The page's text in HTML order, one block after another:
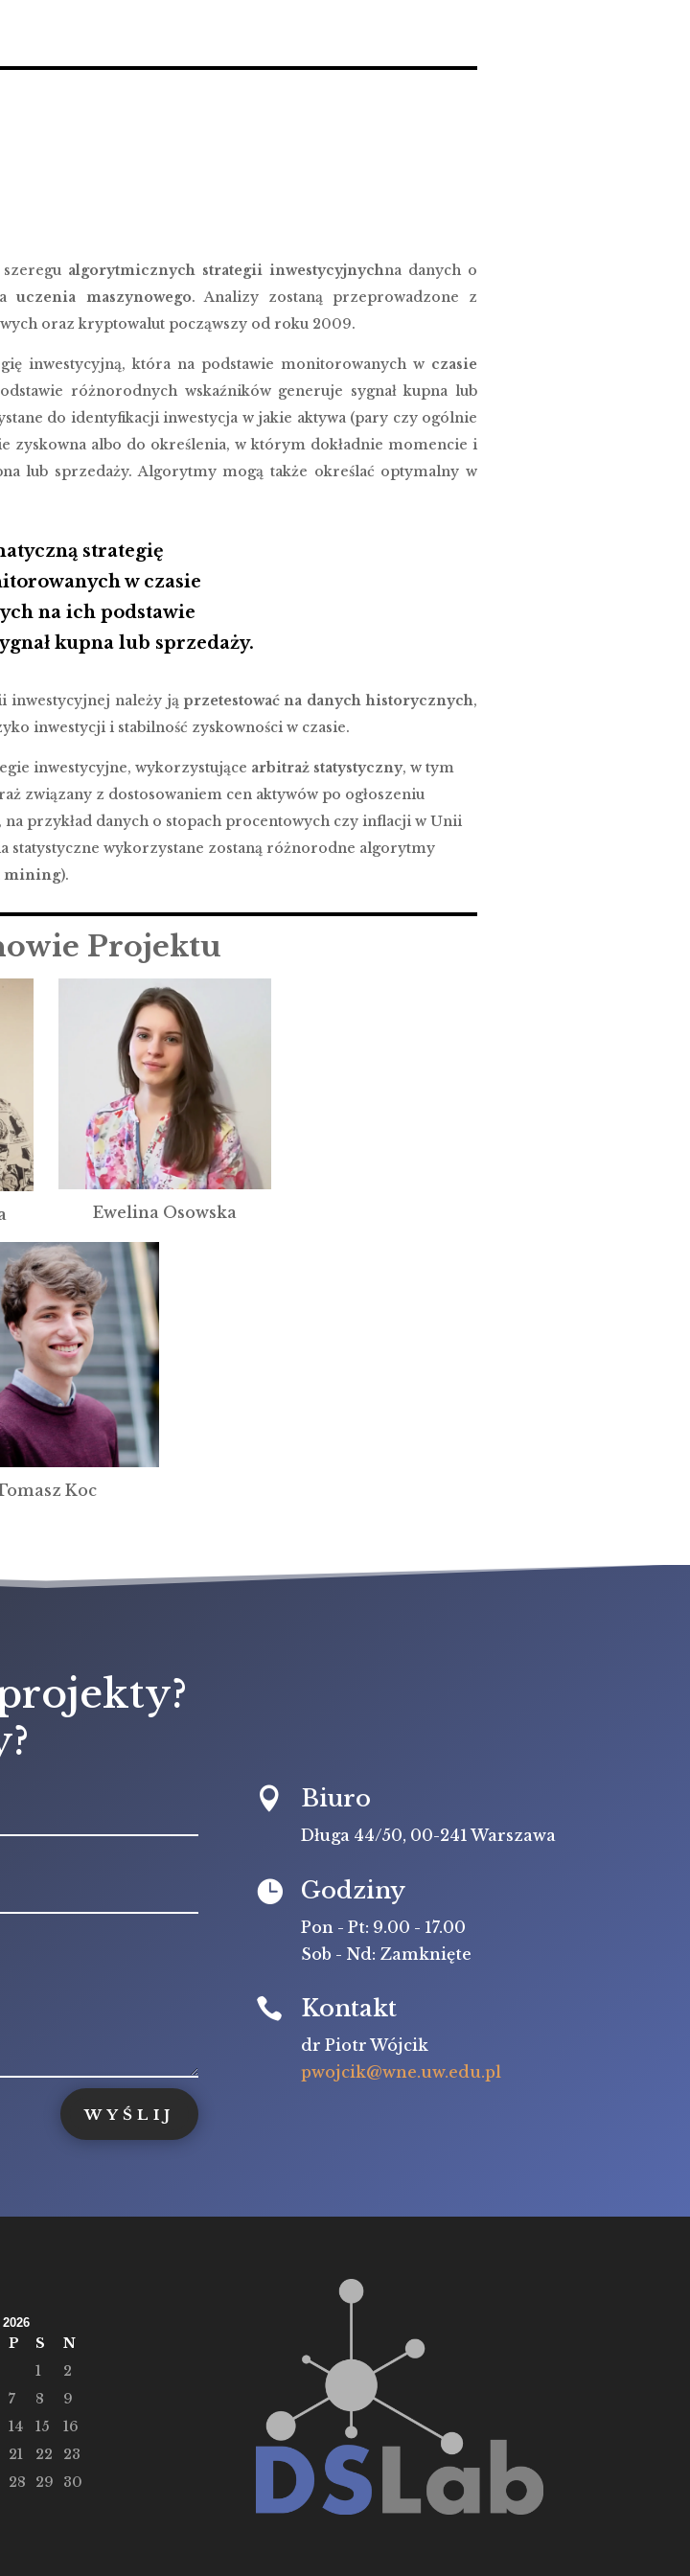
algorytmicznych strategii inwestycyjnychna danych o
uczenia maszynowego. Analizy zostaną przeprowadzone z
oraz kryptowalut począwszy od roku 2009.
inwestycyjną, która na podstawie monitorowanych w czasie
różnorodnych wskaźników generuje sygnał kupna lub
do identyfikacji inwestycja w jakie aktywa (pary czy ogólnie
zyskowna albo do określenia, w którym dokładnie momencie i
lub sprzedaży. Algorytmy mogą także określać optymalny w
strategię
w czasie
na ich podstawie
kupna lub sprzedaży.
inwestycyjnej należy ją przetestować na danych historycznych,
inwestycji i stabilność zyskowności w czasie.
inwestycyjne, wykorzystujące arbitraż statystyczny, w tym
związany z dostosowaniem cen aktywów po ogłoszeniu
na przykład danych o stopach procentowych czy inflacji w Unii
statystyczne wykorzystane zostaną różnorodne algorytmy
mining).
Projektu
Ewelina Osowska
Koc
WYŚLIJ
 Biuro
Długa 44/50, 00-241 Warszawa
 Godziny
Pon - Pt: 9.00 - 17.00
Sob - Nd: Zamknięte
 Kontakt
dr Piotr Wójcik
pwojcik@wne.uw.edu.pl
P S
N
1
2
7 8
9
14 15
16
21 22
23
28 29
30